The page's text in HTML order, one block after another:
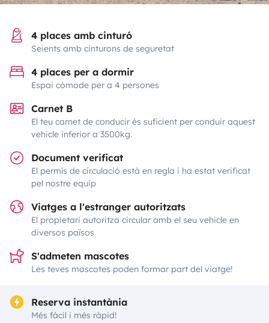
4 places amb cinturó
Seients amb cinturons de seguretat
4 places per a dormir
Espai còmode per a 4 persones
Carnet B
El teu carnet de conducir és suficient per conduir aquest
vehicle inferior a 3500kg.
Document verificat
El permís de circulació està en regla i ha estat verificat
pel nostre equip
Viatges a l'estranger autoritzats
El propietari autoritza circular amb el seu vehicle en
diversos països
S'admeten mascotes
Les teves mascotes poden formar part del viatge!
Reserva instantània
Més fàcil i més ràpid!